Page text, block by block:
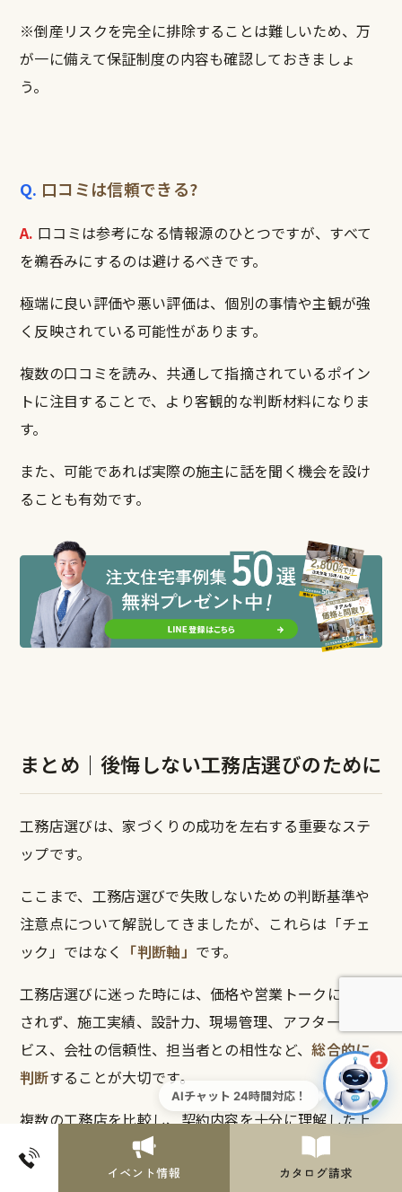
※倒産リスクを完全に排除することは難しいため、万
が一に備えて保証制度の内容も確認しておきましょ
う。
Q. 口コミは信頼できる?
A. 口コミは参考になる情報源のひとつですが、すべて
を鵜呑みにするのは避けるべきです。
極端に良い評価や悪い評価は、個別の事情や主観が強
く反映されている可能性があります。
複数の口コミを読み、共通して指摘されているポイン
トに注目することで、より客観的な判断材料になりま
す。
また、可能であれば実際の施主に話を聞く機会を設け
ることも有効です。
まとめ｜後悔しない工務店選びのために
工務店選びは、家づくりの成功を左右する重要なステ
ップです。
ここまで、工務店選びで失敗しないための判断基準や
注意点について解説してきましたが、これらは「チェ
ック」ではなく 「判断軸」 です。
工務店選びに迷った時には、価格や営業トークに惑わ
されず、施工実績、設計力、現場管理、アフターサー
ビス、会社の信頼性、担当者との相性など、総合的に
判断することが大切です。
複数の工務店を比較し、契約内容を十分に理解した上
で進めることで、後悔のない選択ができます。
AIチャット 24時間対応！
1